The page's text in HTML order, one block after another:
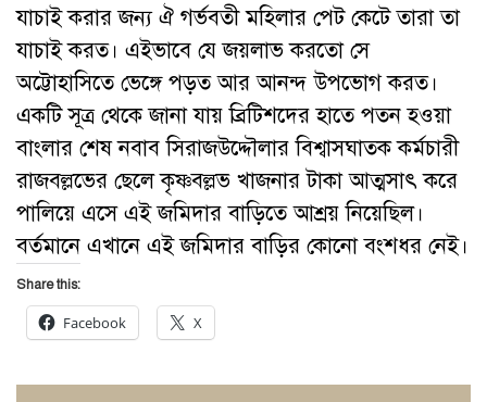
যাচাই করার জন্য ঐ গর্ভবতী মহিলার পেট কেটে তারা তা
যাচাই করত। এইভাবে যে জয়লাভ করতো সে
অট্টোহাসিতে ভেঙ্গে পড়ত আর আনন্দ উপভোগ করত।
একটি সূত্র থেকে জানা যায় ব্রিটিশদের হাতে পতন হওয়া
বাংলার শেষ নবাব সিরাজউদ্দৌলার বিশ্বাসঘাতক কর্মচারী
রাজবল্লভের ছেলে কৃষ্ণবল্লভ খাজনার টাকা আত্মসাৎ করে
পালিয়ে এসে এই জমিদার বাড়িতে আশ্রয় নিয়েছিল।
বর্তমানে এখানে এই জমিদার বাড়ির কোনো বংশধর নেই।
Share this:
Facebook X